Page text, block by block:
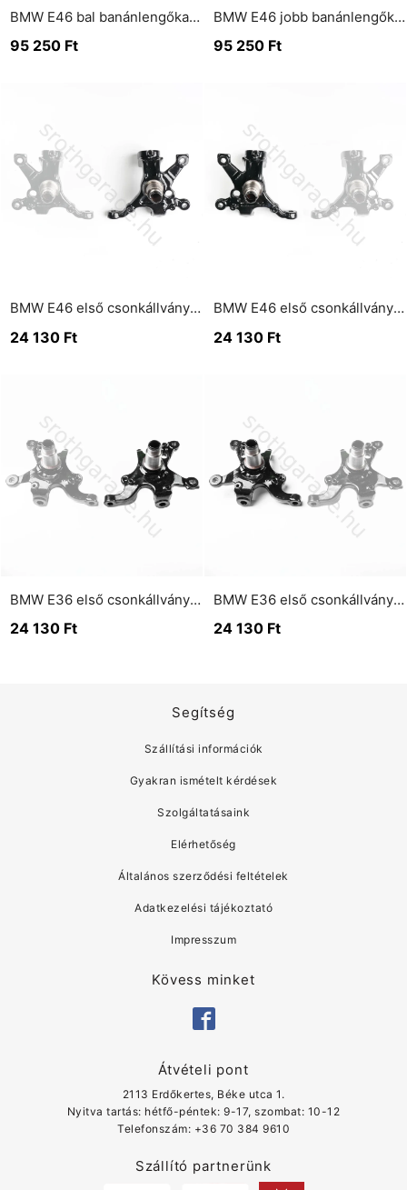
BMW E46 bal banánlengőkar 1.6-2.8i 20D szilentezve csapágyazva
95 250 Ft
BMW E46 jobb banánlengőkar 1.6-2.8i 20D szilentezve csapágyazva
95 250 Ft
BMW E46 első csonkállvány jobb oldali
24 130 Ft
BMW E46 első csonkállvány bal oldali
24 130 Ft
BMW E36 első csonkállvány jobb oldali
24 130 Ft
BMW E36 első csonkállvány bal oldali
24 130 Ft
Segítség
Szállítási információk
Gyakran ismételt kérdések
Szolgáltatásaink
Elérhetőség
Általános szerződési feltételek
Adatkezelési tájékoztató
Impresszum
Kövess minket
Átvételi pont
2113 Erdőkertes, Béke utca 1.
Nyitva tartás: hétfő-péntek: 9-17, szombat: 10-12
Telefonszám: ‭+36 70 384 9610
Szállító partnerünk